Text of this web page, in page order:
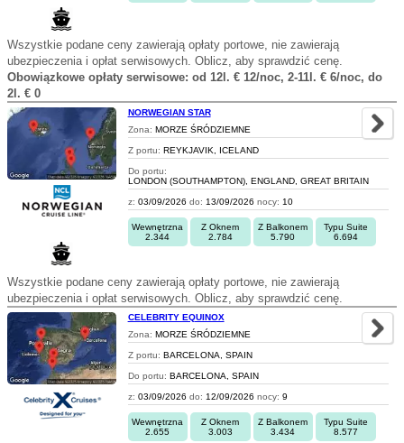
Wszystkie podane ceny zawierają opłaty portowe, nie zawierają
ubezpieczenia i opłat serwisowych. Oblicz, aby sprawdzić cenę.
Obowiązkowe opłaty serwisowe: od 12l. € 12/noc, 2-11l. € 6/noc, do
2l. € 0
NORWEGIAN STAR
Zona: MORZE ŚRÓDZIEMNE
Z portu: REYKJAVIK, ICELAND
Do portu:
LONDON (SOUTHAMPTON), ENGLAND, GREAT BRITAIN
z: 03/09/2026 do: 13/09/2026 nocy: 10
Wewnętrzna
2.344
Z Oknem
2.784
Z Balkonem
5.790
Typu Suite
6.694
Wszystkie podane ceny zawierają opłaty portowe, nie zawierają
ubezpieczenia i opłat serwisowych. Oblicz, aby sprawdzić cenę.
CELEBRITY EQUINOX
Zona: MORZE ŚRÓDZIEMNE
Z portu: BARCELONA, SPAIN
Do portu: BARCELONA, SPAIN
z: 03/09/2026 do: 12/09/2026 nocy: 9
Wewnętrzna
2.655
Z Oknem
3.003
Z Balkonem
3.434
Typu Suite
8.577